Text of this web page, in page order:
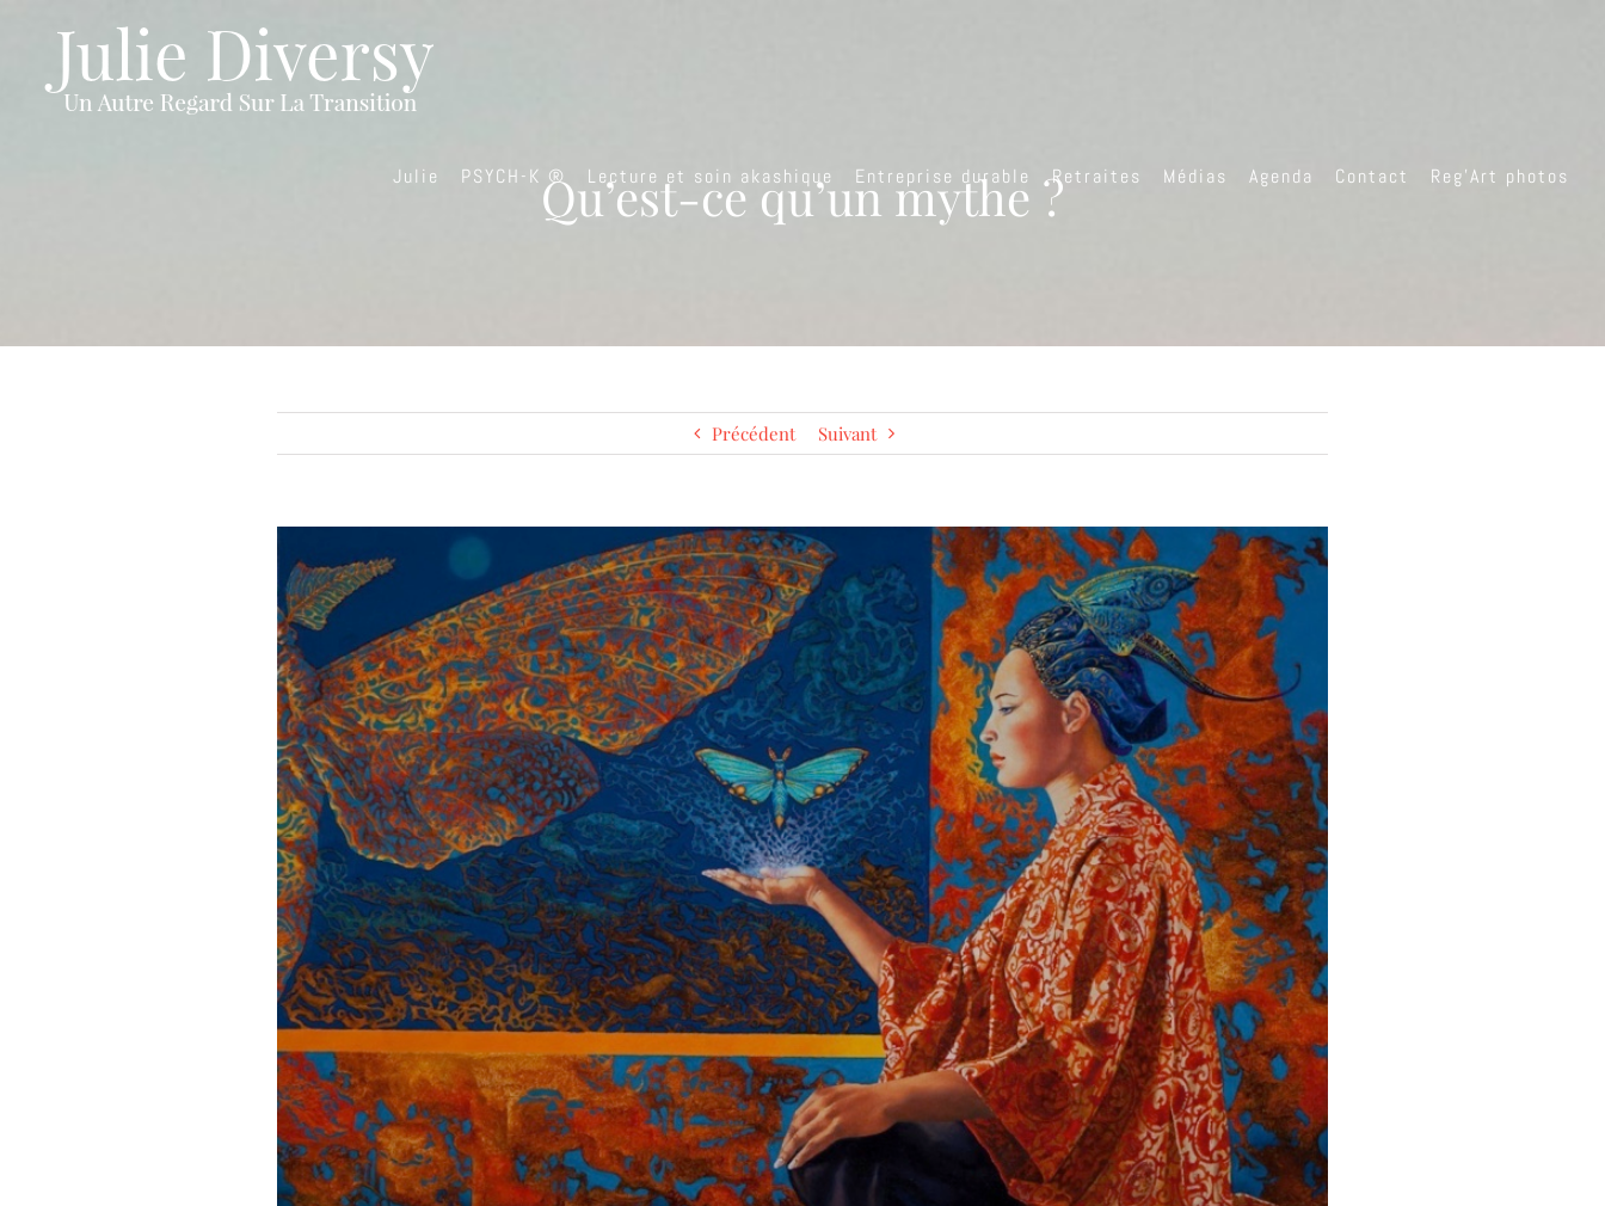
contenu
Julie PSYCH-K ® Lecture et soin akashique Entreprise durable Retraites Médias Agenda Contact Reg’Art photos
Qu’est-ce qu’un mythe ?
Précédent Suivant
l'image
agrandie